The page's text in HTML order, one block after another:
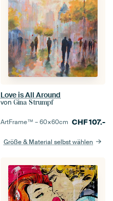
Love is All Around
von Gina Strumpf
ArtFrame™ –60×60cm CHF107.-
Größe & Material selbst wählen